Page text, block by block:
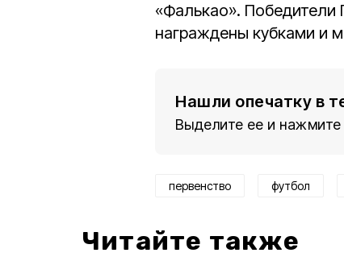
«Фалькао». Победители
награждены кубками и
Нашли опечатку в
Выделите ее и нажмите
первенство футбол
Читайте также